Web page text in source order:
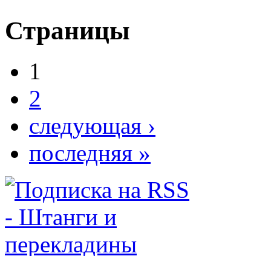
Страницы
1
2
следующая ›
последняя »